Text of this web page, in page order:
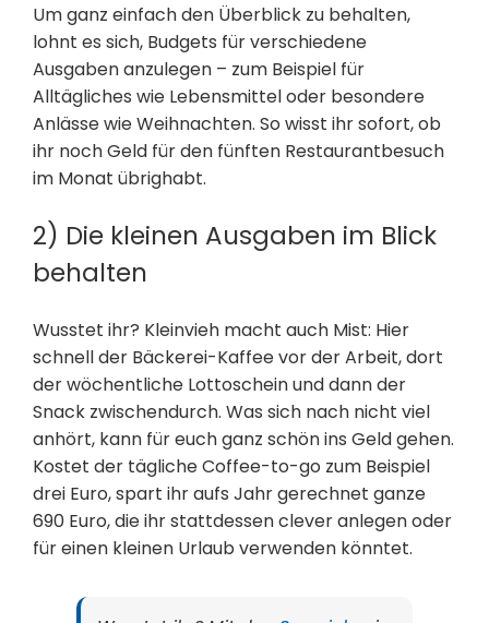
Um ganz einfach den Überblick zu behalten,
lohnt es sich, Budgets für verschiedene
Ausgaben anzulegen – zum Beispiel für
Alltägliches wie Lebensmittel oder besondere
Anlässe wie Weihnachten. So wisst ihr sofort, ob
ihr noch Geld für den fünften Restaurantbesuch
im Monat übrighabt.
2) Die kleinen Ausgaben im Blick
behalten
Wusstet ihr? Kleinvieh macht auch Mist: Hier
schnell der Bäckerei-Kaffee vor der Arbeit, dort
der wöchentliche Lottoschein und dann der
Snack zwischendurch. Was sich nach nicht viel
anhört, kann für euch ganz schön ins Geld gehen.
Kostet der tägliche Coffee-to-go zum Beispiel
drei Euro, spart ihr aufs Jahr gerechnet ganze
690 Euro, die ihr stattdessen clever anlegen oder
für einen kleinen Urlaub verwenden könntet.